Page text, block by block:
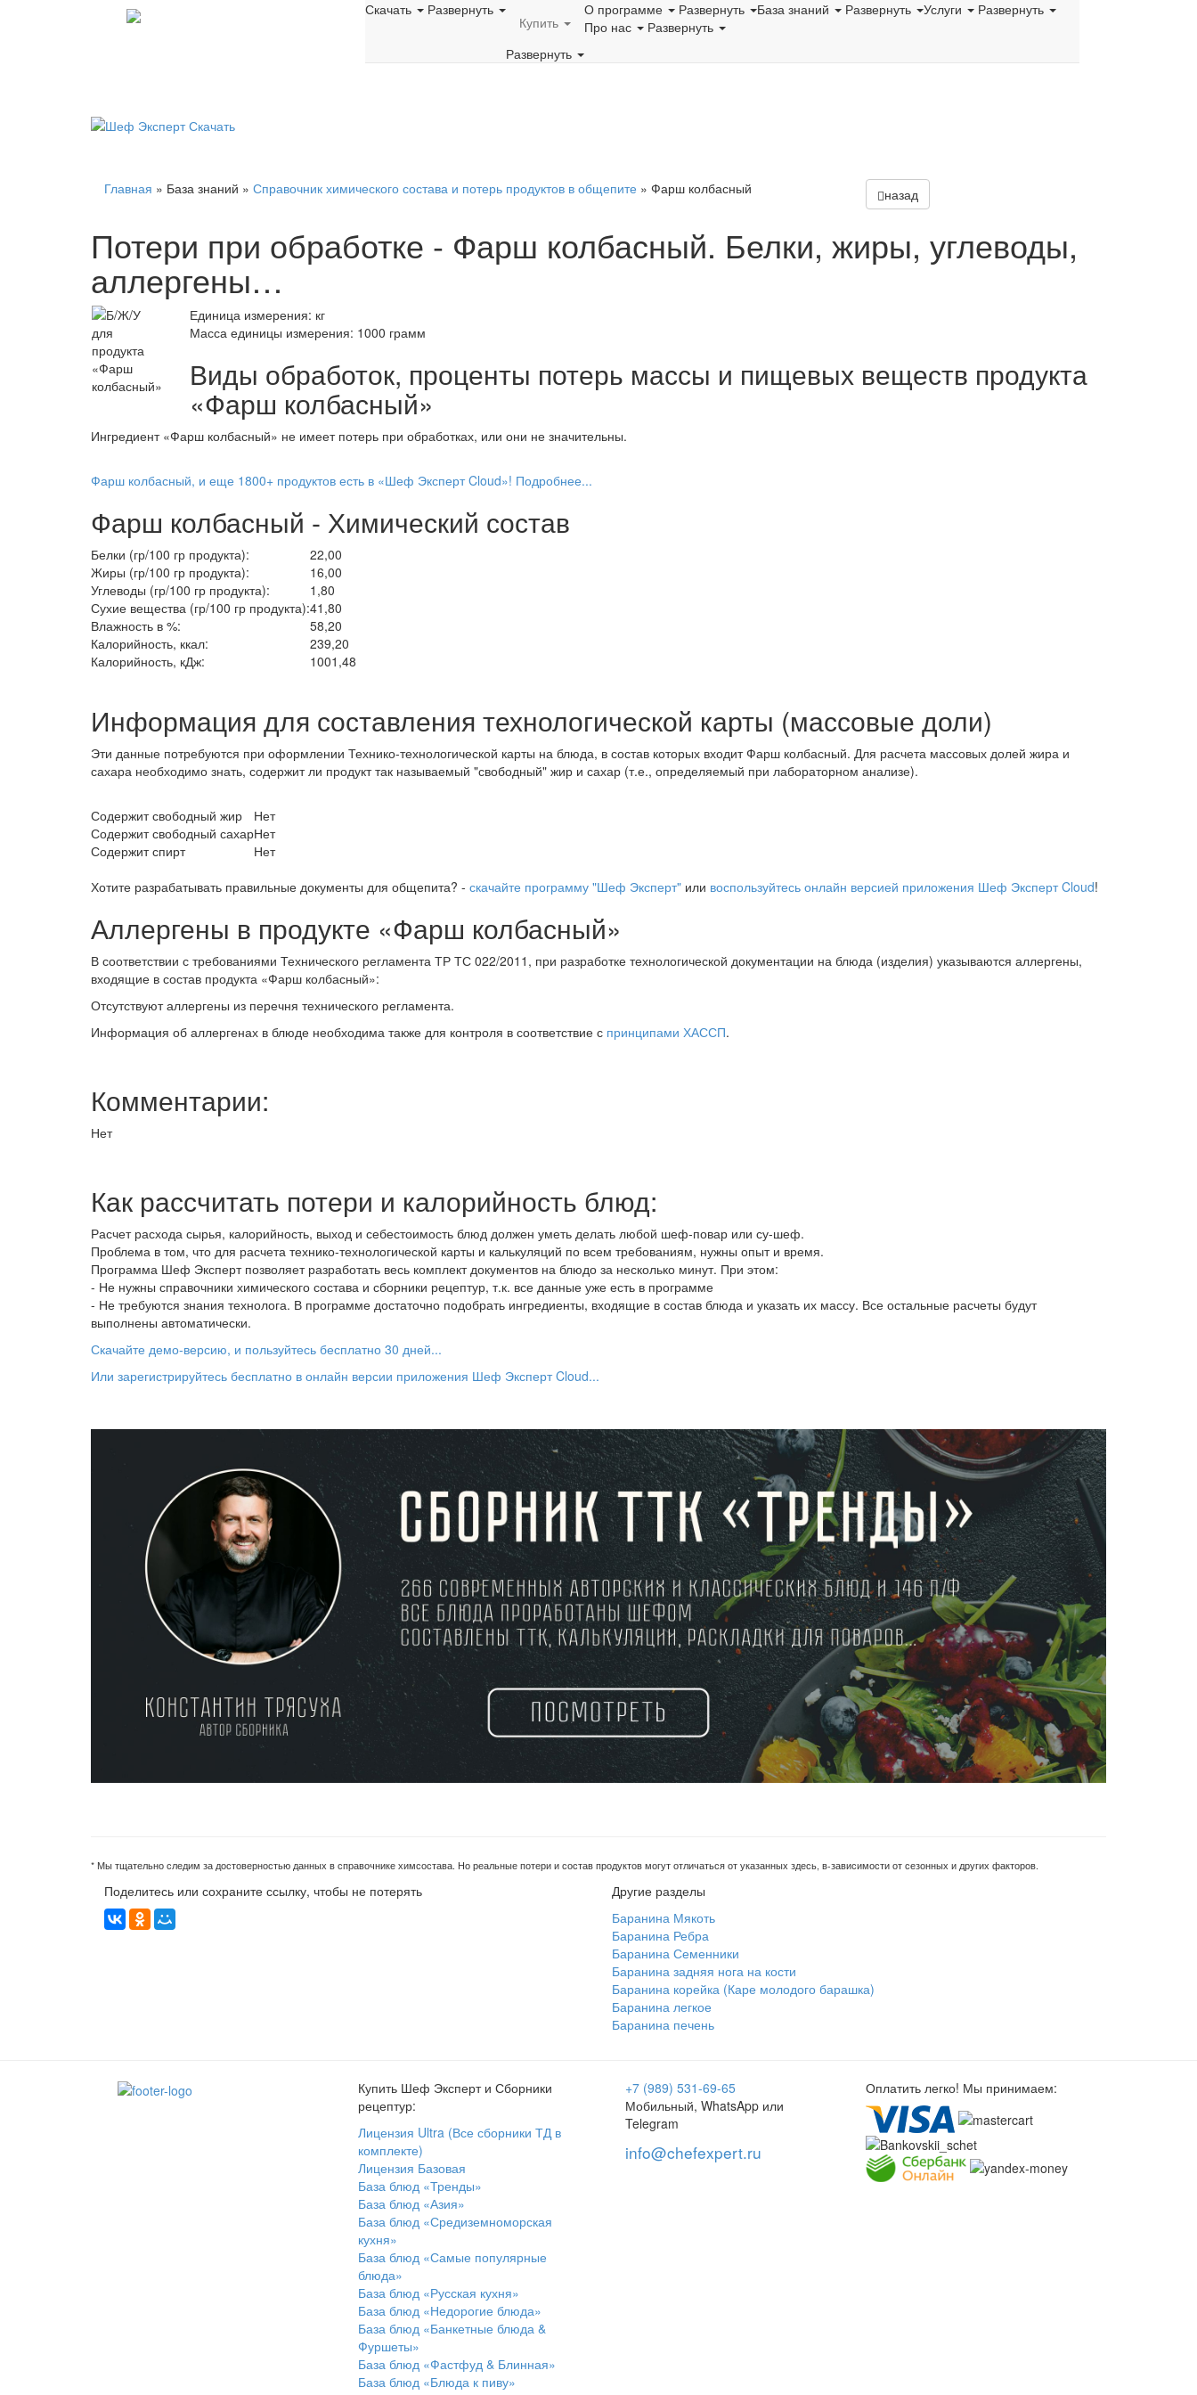
Скачать Развернуть
Купить
Развернуть
О программе Развернуть База знаний Развернуть Услуги
Развернуть
Про нас
Развернуть
Главная » База знаний » Справочник химического состава и потерь продуктов в общепите » Фарш колбасный назад
Потери при обработке - Фарш колбасный. Белки, жиры, углеводы,
аллергены…
Единица измерения: кг
Масса единицы измерения: 1000 грамм
Виды обработок, проценты потерь массы и пищевых веществ продукта
«Фарш колбасный»
Ингредиент «Фарш колбасный» не имеет потерь при обработках, или они не значительны.
Фарш колбасный, и еще 1800+ продуктов есть в «Шеф Эксперт Cloud»! Подробнее...
Фарш колбасный - Химический состав
Белки (гр/100 гр продукта):
22,00
Жиры (гр/100 гр продукта):
16,00
Углеводы (гр/100 гр продукта):
1,80
Сухие вещества (гр/100 гр продукта):41,80
Влажность в %:
58,20
Калорийность, ккал:
239,20
Калорийность, кДж:
1001,48
Информация для составления технологической карты (массовые доли)
Эти данные потребуются при оформлении Технико-технологической карты на блюда, в состав которых входит Фарш колбасный. Для расчета массовых долей жира и
сахара необходимо знать, содержит ли продукт так называемый "свободный" жир и сахар (т.е., определяемый при лабораторном анализе).
Содержит свободный жир
Нет
Содержит свободный сахарНет
Содержит спирт
Нет
Хотите разрабатывать правильные документы для общепита? - скачайте программу "Шеф Эксперт" или воспользуйтесь онлайн версией приложения Шеф Эксперт Cloud!
Аллергены в продукте «Фарш колбасный»
В соответствии с требованиями Технического регламента ТР ТС 022/2011, при разработке технологической документации на блюда (изделия) указываются аллергены,
входящие в состав продукта «Фарш колбасный»:
Отсутствуют аллергены из перечня технического регламента.
Информация об аллергенах в блюде необходима также для контроля в соответствие с принципами ХАССП.
Комментарии:
Нет
Как рассчитать потери и калорийность блюд:
Расчет расхода сырья, калорийность, выход и себестоимость блюд должен уметь делать любой шеф-повар или су-шеф.
Проблема в том, что для расчета технико-технологической карты и калькуляций по всем требованиям, нужны опыт и время.
Программа Шеф Эксперт позволяет разработать весь комплект документов на блюдо за несколько минут. При этом:
- Не нужны справочники химического состава и сборники рецептур, т.к. все данные уже есть в программе
- Не требуются знания технолога. В программе достаточно подобрать ингредиенты, входящие в состав блюда и указать их массу. Все остальные расчеты будут
выполнены автоматически.
Скачайте демо-версию, и пользуйтесь бесплатно 30 дней...
Или зарегистрируйтесь бесплатно в онлайн версии приложения Шеф Эксперт Cloud...
* Мы тщательно следим за достоверностью данных в справочнике химсостава. Но реальные потери и состав продуктов могут отличаться от указанных здесь, в-зависимости от сезонных и других факторов.
Поделитесь или сохраните ссылку, чтобы не потерять
Другие разделы
Баранина Мякоть
Баранина Ребра
Баранина Семенники
Баранина задняя нога на кости
Баранина корейка (Каре молодого барашка)
Баранина легкое
Баранина печень
Купить Шеф Эксперт и Сборники
рецептур:
Лицензия Ultra (Все сборники ТД в
комплекте)
Лицензия Базовая
База блюд «Тренды»
База блюд «Азия»
База блюд «Средиземноморская
кухня»
База блюд «Самые популярные
блюда»
База блюд «Русская кухня»
База блюд «Недорогие блюда»
База блюд «Банкетные блюда &
Фуршеты»
База блюд «Фастфуд & Блинная»
База блюд «Блюда к пиву»
+7 (989) 531-69-65
Мобильный, WhatsApp или
Telegram
info@chefexpert.ru
Оплатить легко! Мы принимаем: